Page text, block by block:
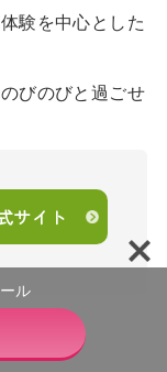
験を中心とした
びのびと過ごせ
サイト
ル